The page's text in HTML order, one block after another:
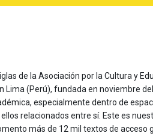
de la Asociación por la Cultura y
Lima (Perú), fundada en noviembre
especialmente dentro de
relacionados entre sí. Este es
más de 12 mil textos de